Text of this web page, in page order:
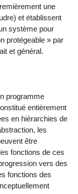
une
et établissent
système pour
protégeable » par
et général.
programme
entièrement
en hiérarchies de
les
être
fonctions de ces
vers des
fonctions des